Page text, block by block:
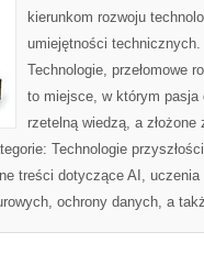
kierunkom rozwoju
umiejętności
Technologie, przełomowe
to miejsce, w którym pasja
rzetelną wiedzą, a złożone
Technologie
treści dotyczące AI,
ochrony danych, a